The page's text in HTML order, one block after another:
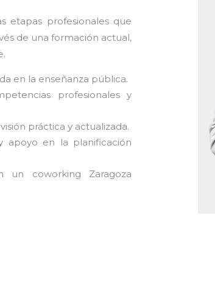
etapas profesionales que
de una formación actual,
en la enseñanza pública.
profesionales y
práctica y actualizada.
apoyo en la planificación
un coworking Zaragoza